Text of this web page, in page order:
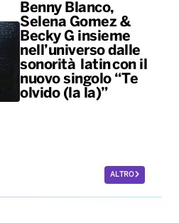
Benny Blanco,
Selena Gomez &
Becky G insieme
nell’universo dalle
sonorità latin con il
nuovo singolo “Te
olvido (la la)”
ALTRO